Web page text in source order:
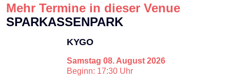
Mehr Termine in dieser Venue
SPARKASSENPARK
KYGO
Samstag 08. August 2026
Beginn: 17:30 Uhr